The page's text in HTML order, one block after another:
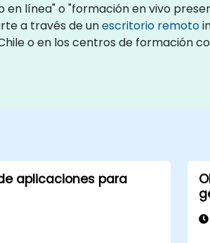
línea" o "formación en vivo
a través de unescritorio remoto
o en los centros de formación
aplicaciones para